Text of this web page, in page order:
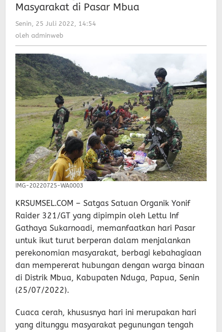
Raider
Masyarakat
Mbua
Masyarakat di Pasar Mbua
Senin, 25 Juli 2022, 14:54
oleh adminweb
IMG-20220725-WA0003
KRSUMSEL.COM – Satgas Satuan Organik Yonif
Raider 321/GT yang dipimpin oleh Lettu Inf
Gathaya Sukarnoadi, memanfaatkan hari Pasar
untuk ikut turut berperan dalam menjalankan
perekonomian masyarakat, berbagi kebahagiaan
dan mempererat hubungan dengan warga binaan
di Distrik Mbua, Kabupaten Nduga, Papua, Senin
(25/07/2022).
Cuaca cerah, khususnya hari ini merupakan hari
yang ditunggu masyarakat pegunungan tengah